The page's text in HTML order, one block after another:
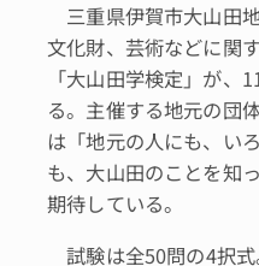
三重県伊賀市大山田
文化財、芸術などに関
「大山田学検定」が、
る。主催する地元の団
は「地元の人にも、い
も、大山田のことを知
期待している。
試験は全50問の4択